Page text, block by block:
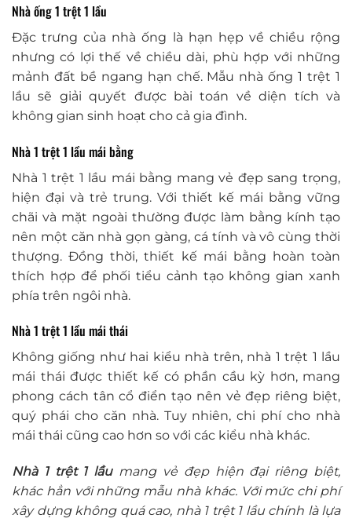
Nhà ống 1 trệt 1 lầu
Đặc trưng của nhà ống là hạn hẹp về chiều rộng
nhưng có lợi thế về chiều dài, phù hợp với những
mảnh đất bề ngang hạn chế. Mẫu nhà ống 1 trệt 1
lầu sẽ giải quyết được bài toán về diện tích và
không gian sinh hoạt cho cả gia đình.
Nhà 1 trệt 1 lầu mái bằng
Nhà 1 trệt 1 lầu mái bằng mang vẻ đẹp sang trọng,
hiện đại và trẻ trung. Với thiết kế mái bằng vững
chãi và mặt ngoài thường được làm bằng kính tạo
nên một căn nhà gọn gàng, cá tính và vô cùng thời
thượng. Đồng thời, thiết kế mái bằng hoàn toàn
thích hợp để phối tiểu cảnh tạo không gian xanh
phía trên ngôi nhà.
Nhà 1 trệt 1 lầu mái thái
Không giống như hai kiểu nhà trên, nhà 1 trệt 1 lầu
mái thái được thiết kế có phần cầu kỳ hơn, mang
phong cách tân cổ điển tạo nên vẻ đẹp riêng biệt,
quý phái cho căn nhà. Tuy nhiên, chi phí cho nhà
mái thái cũng cao hơn so với các kiểu nhà khác.
Nhà 1 trệt 1 lầumang vẻ đẹp hiện đại riêng biệt,
khác hẳn với những mẫu nhà khác. Với mức chi phí
xây dựng không quá cao, nhà 1 trệt 1 lầu chính là lựa